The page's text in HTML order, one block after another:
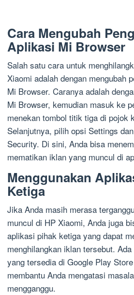
Cara Mengubah
Aplikasi Mi Browser
Salah satu cara untuk
Xiaomi adalah dengan mengubah
Mi Browser. Caranya adalah
Mi Browser, kemudian masuk ke
menekan tombol titik tiga di pojok
Selanjutnya, pilih opsi Settings
Security. Di sini, Anda bisa
mematikan iklan yang muncul di
Menggunakan
Ketiga
Jika Anda masih merasa
muncul di HP Xiaomi, Anda juga
aplikasi pihak ketiga yang dapat
menghilangkan iklan tersebut.
yang tersedia di Google Play
membantu Anda mengatasi
mengganggu.